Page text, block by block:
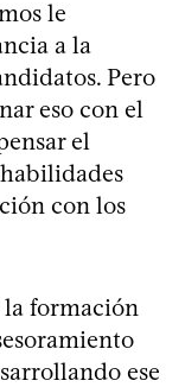
le
a la
Pero
eso con el
el
con los
la formación
ese